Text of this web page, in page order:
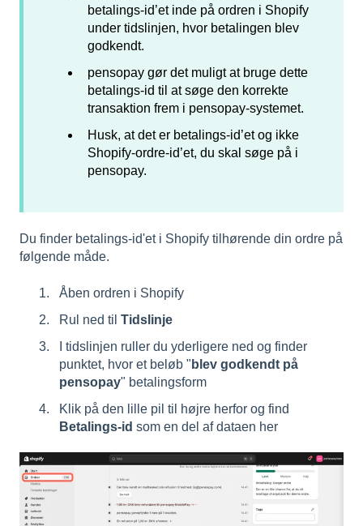
betalings-id’et inde på ordren i Shopify
under tidslinjen, hvor betalingen blev
godkendt.
pensopay gør det muligt at bruge dette
betalings-id til at søge den korrekte
transaktion frem i pensopay-systemet.
Husk, at det er betalings-id’et og ikke
Shopify-ordre-id’et, du skal søge på i
pensopay.
Du finder betalings-id'et i Shopify tilhørende din ordre på
følgende måde.
Åben ordren i Shopify
Rul ned til Tidslinje
I tidslinjen ruller du yderligere ned og finder
punktet, hvor et beløb " blev godkendt på
pensopay" betalingsform
Klik på den lille pil til højre herfor og find
Betalings-id som en del af dataen her